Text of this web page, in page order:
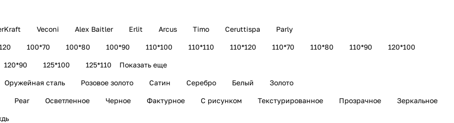
Veconi Alex Baitler Erlit Arcus Timo Ceruttispa Parly
100*70 100*80 100*90 110*100 110*110 110*120 110*70 110*80 110*90 120*100
120*90 125*100 125*110 Показать еще
Оружейная сталь Розовое золото Сатин Серебро Белый Золото
Pear Осветленное Черное Фактурное С рисунком Текстурированное Прозрачное Зеркальное